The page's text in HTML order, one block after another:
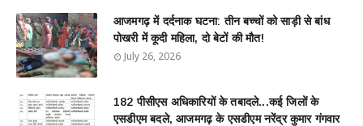
आजमगढ़ में दर्दनाक घटना: तीन बच्चों को साड़ी से बांध
पोखरी में कूदी महिला, दो बेटों की मौत!
July 26, 2026
182 पीसीएस अधिकारियों के तबादले...कई जिलों के
एसडीएम बदले, आजमगढ़ के एसडीएम नरेंद्र कुमार गंगवार